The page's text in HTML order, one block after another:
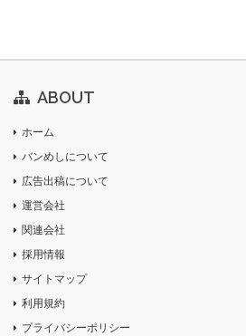
ABOUT
ホーム
バンめしについて
広告出稿について
運営会社
関連会社
採用情報
サイトマップ
利用規約
プライバシーポリシー